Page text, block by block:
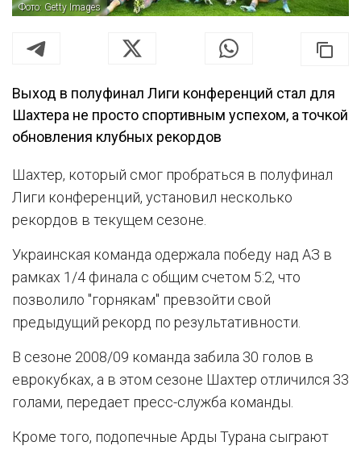
Фото: Getty Images
Выход в полуфинал Лиги конференций стал для
Шахтера не просто спортивным успехом, а точкой
обновления клубных рекордов
Шахтер, который смог пробраться в полуфинал
Лиги конференций, установил несколько
рекордов в текущем сезоне.
Украинская команда одержала победу над АЗ в
рамках 1/4 финала с общим счетом 5:2, что
позволило "горнякам" превзойти свой
предыдущий рекорд по результативности.
В сезоне 2008/09 команда забила 30 голов в
еврокубках, а в этом сезоне Шахтер отличился 33
голами, передает пресс-служба команды.
Кроме того, подопечные Арды Турана сыграют